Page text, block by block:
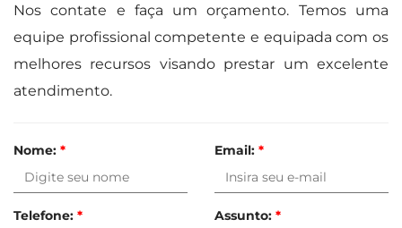
Nos contate e faça um orçamento. Temos uma
equipe profissional competente e equipada com os
melhores recursos visando prestar um excelente
atendimento.
Nome: * Email: *
Telefone: * Assunto: *